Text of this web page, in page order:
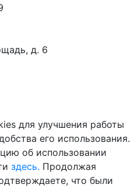
д. 6
для улучшения работы
его использования.
об использовании
здесь. Продолжая
что были